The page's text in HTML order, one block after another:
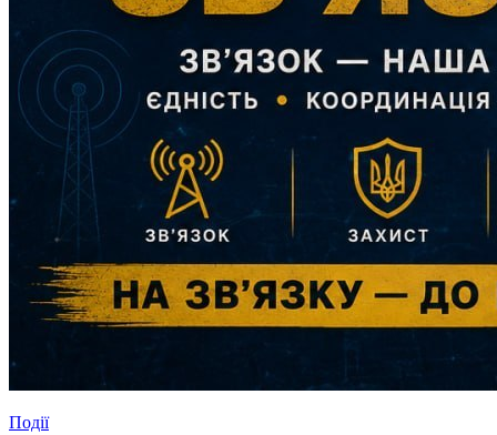
Події